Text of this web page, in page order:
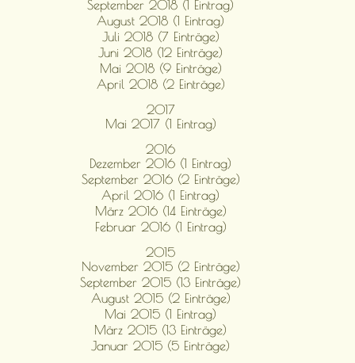
September 2018 (1 Eintrag)
August 2018 (1 Eintrag)
Juli 2018 (7 Einträge)
Juni 2018 (12 Einträge)
Mai 2018 (9 Einträge)
April 2018 (2 Einträge)
2017
Mai 2017 (1 Eintrag)
2016
Dezember 2016 (1 Eintrag)
September 2016 (2 Einträge)
April 2016 (1 Eintrag)
März 2016 (14 Einträge)
Februar 2016 (1 Eintrag)
2015
November 2015 (2 Einträge)
September 2015 (13 Einträge)
August 2015 (2 Einträge)
Mai 2015 (1 Eintrag)
März 2015 (13 Einträge)
Januar 2015 (5 Einträge)